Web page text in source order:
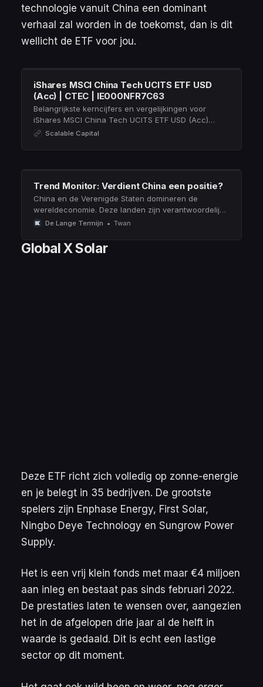
technologie vanuit China een dominant
verhaal zal worden in de toekomst, dan is dit
wellicht de ETF voor jou.
iShares MSCI China Tech UCITS ETF USD
(Acc) | CTEC | IE000NFR7C63
Belangrijkste kerncijfers en vergelijkingen voor
iShares MSCI China Tech UCITS ETF USD (Acc)
(CTEC | IE000NFR7C63) ➤ justETF – Dé ETF-
Scalable Capital
Trend Monitor: Verdient China een positie?
China en de Verenigde Staten domineren de
wereldeconomie. Deze landen zijn verantwoordelijk
voor een groot deel van de wereldwijde
beleggen in China een gemiste kans?
De Lange Termijn Twan
Global X Solar
Deze ETF richt zich volledig op zonne-energie
en je belegt in 35 bedrijven. De grootste
spelers zijn Enphase Energy, First Solar,
Ningbo Deye Technology en Sungrow Power
Supply.
Het is een vrij klein fonds met maar €4 miljoen
aan inleg en bestaat pas sinds februari 2022.
De prestaties laten te wensen over, aangezien
het in de afgelopen drie jaar al de helft in
waarde is gedaald. Dit is echt een lastige
sector op dit moment.